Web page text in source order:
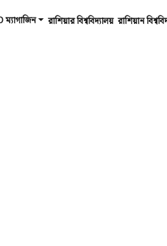
ম্যাগাজিন রাশিয়ার বিশ্ববিদ্যালয় রাশিয়ান